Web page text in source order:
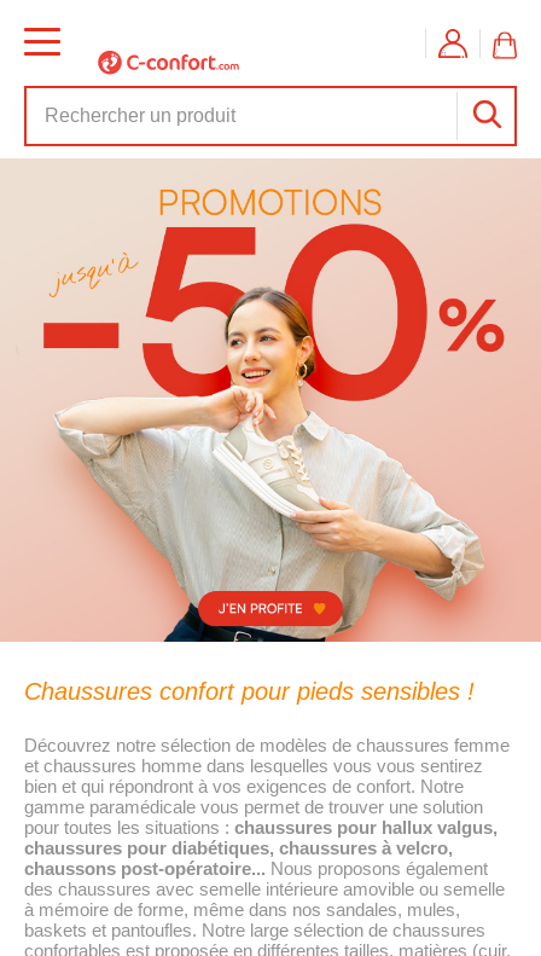
Chaussures confort pour pieds sensibles !
Découvrez notre sélection de modèles de chaussures femme
et chaussures homme dans lesquelles vous vous sentirez
bien et qui répondront à vos exigences de confort. Notre
gamme paramédicale vous permet de trouver une solution
pour toutes les situations : chaussures pour hallux valgus,
chaussures pour diabétiques, chaussures à velcro,
chaussons post-opératoire... Nous proposons également
des chaussures avec semelle intérieure amovible ou semelle
à mémoire de forme, même dans nos sandales, mules,
baskets et pantoufles. Notre large sélection de chaussures
confortables est proposée en différentes tailles, matières (cuir,